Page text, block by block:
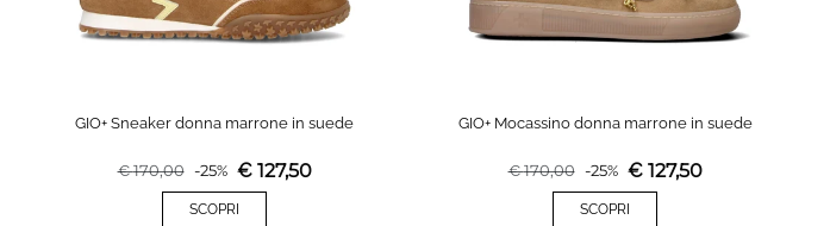
GIO+ Sneaker donna marrone in suede
€170,00 -25% € 127,50
SCOPRI
GIO+ Mocassino donna marrone in suede
€170,00 -25% € 127,50
SCOPRI